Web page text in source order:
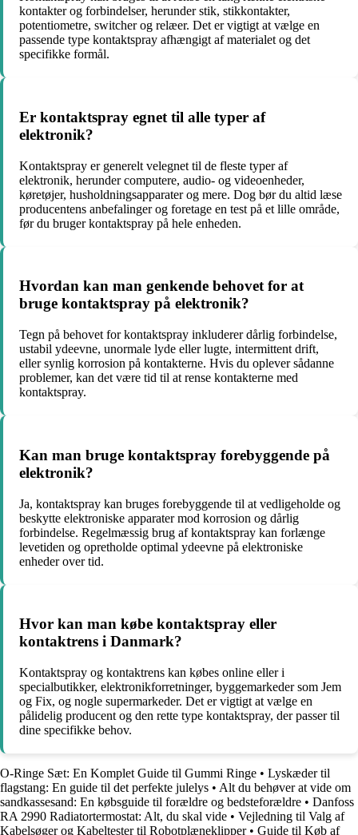
kontakter og forbindelser, herunder stik, stikkontakter,
potentiometre, switcher og relæer. Det er vigtigt at vælge en
passende type kontaktspray afhængigt af materialet og det
specifikke formål.
Er kontaktspray egnet til alle typer af
elektronik?
Kontaktspray er generelt velegnet til de fleste typer af
elektronik, herunder computere, audio- og videoenheder,
køretøjer, husholdningsapparater og mere. Dog bør du altid læse
producentens anbefalinger og foretage en test på et lille område,
før du bruger kontaktspray på hele enheden.
Hvordan kan man genkende behovet for at
bruge kontaktspray på elektronik?
Tegn på behovet for kontaktspray inkluderer dårlig forbindelse,
ustabil ydeevne, unormale lyde eller lugte, intermittent drift,
eller synlig korrosion på kontakterne. Hvis du oplever sådanne
problemer, kan det være tid til at rense kontakterne med
kontaktspray.
Kan man bruge kontaktspray forebyggende på
elektronik?
Ja, kontaktspray kan bruges forebyggende til at vedligeholde og
beskytte elektroniske apparater mod korrosion og dårlig
forbindelse. Regelmæssig brug af kontaktspray kan forlænge
levetiden og opretholde optimal ydeevne på elektroniske
enheder over tid.
Hvor kan man købe kontaktspray eller
kontaktrens i Danmark?
Kontaktspray og kontaktrens kan købes online eller i
specialbutikker, elektronikforretninger, byggemarkeder som Jem
og Fix, og nogle supermarkeder. Det er vigtigt at vælge en
pålidelig producent og den rette type kontaktspray, der passer til
dine specifikke behov.
O-Ringe Sæt: En Komplet Guide til Gummi Ringe • Lyskæder til
flagstang: En guide til det perfekte julelys • Alt du behøver at vide om
sandkassesand: En købsguide til forældre og bedsteforældre • Danfoss
RA 2990 Radiatortermostat: Alt, du skal vide • Vejledning til Valg af
Kabelsøger og Kabeltester til Robotplæneklipper• Guide til Køb af